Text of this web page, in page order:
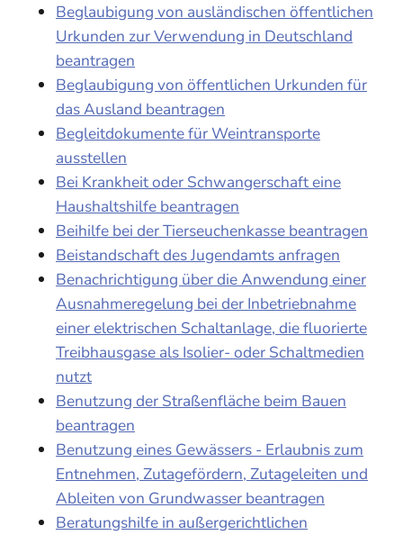
Beglaubigung von ausländischen öffentlichen
Urkunden zur Verwendung in Deutschland
beantragen
Beglaubigung von öffentlichen Urkunden für
das Ausland beantragen
Begleitdokumente für Weintransporte
ausstellen
Bei Krankheit oder Schwangerschaft eine
Haushaltshilfe beantragen
Beihilfe bei der Tierseuchenkasse beantragen
Beistandschaft des Jugendamts anfragen
Benachrichtigung über die Anwendung einer
Ausnahmeregelung bei der Inbetriebnahme
einer elektrischen Schaltanlage, die fluorierte
Treibhausgase als Isolier- oder Schaltmedien
nutzt
Benutzung der Straßenfläche beim Bauen
beantragen
Benutzung eines Gewässers - Erlaubnis zum
Entnehmen, Zutagefördern, Zutageleiten und
Ableiten von Grundwasser beantragen
Beratungshilfe in außergerichtlichen